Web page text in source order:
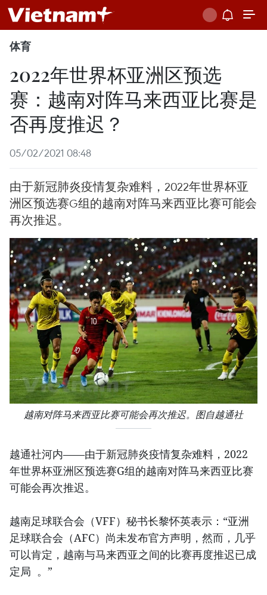
体育
2022年世界杯亚洲区预选
赛：越南对阵马来西亚比赛是
否再度推迟？
05/02/2021 08:48
由于新冠肺炎疫情复杂难料，2022年世界杯亚
洲区预选赛G组的越南对阵马来西亚比赛可能会
再次推迟。
越南对阵马来西亚比赛可能会再次推迟。图自越通社
越通社河内——由于新冠肺炎疫情复杂难料，2022
年世界杯亚洲区预选赛G组的越南对阵马来西亚比赛
可能会再次推迟。
越南足球联合会（VFF）秘书长黎怀英表示：“亚洲
足球联合会（AFC）尚未发布官方声明，然而，几乎
可以肯定，越南与马来西亚之间的比赛再度推迟已成
定局 。”